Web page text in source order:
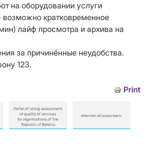
на оборудовании услуги
возможно кратковременное
лайф просмотра и архива на
за причинённые неудобства.
123.
Print